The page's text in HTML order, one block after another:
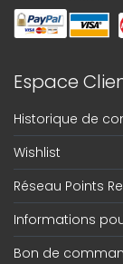
Espace
Historique de
Wishlist
Réseau Points
Informations
Bon de